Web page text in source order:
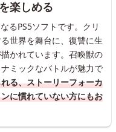
楽しめる
るPS5ソフトです。クリ
世界を舞台に、復讐に生
かれています。召喚獣の
ミックなバトルが魅力で
る、ストーリーフォーカ
に慣れていない方にもお